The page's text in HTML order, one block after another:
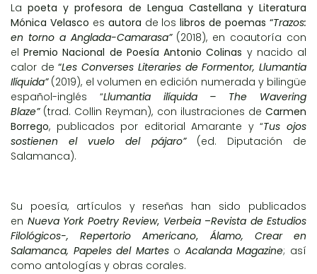
Lapoeta y profesora de Lengua Castellana y Literatura
Mónica Velasco es autora de loslibros de poemas “Trazos:
en torno a Anglada-Camarasa”(2018), en coautoría con
elPremio Nacional de Poesía Antonio Colinas y nacido al
calor de “Les Converses Literaries de Formentor, Llumantia
Ilíquida” (2019), el volumen en edición numerada y bilingüe
español-inglés “Llumantia ilíquida – The Wavering
Blaze”(trad. Collin Reyman), con ilustraciones de Carmen
Borrego, publicados por editorial Amarante y “Tus ojos
sostienen el vuelo del pájaro”(ed. Diputación de
Salamanca).
Su poesía, artículos y reseñas han sido publicados
en Nueva York Poetry Review, Verbeia–Revista de Estudios
Filológicos-,
Repertorio Americano, Álamo, Crear en
Salamanca, Papeles del Martes o Acalanda Magazine; así
como antologías y obras corales.